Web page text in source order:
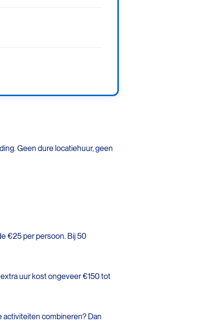
Geen dure locatiehuur, geen
€25 per persoon. Bij 50
uur kost ongeveer €150 tot
activiteiten combineren? Dan